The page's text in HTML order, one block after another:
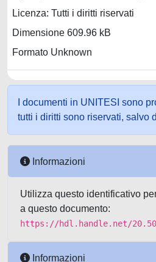
Licenza: Tutti i diritti riservati
Dimensione 609.96 kB
Formato Unknown
I documenti in UNITESI sono
tutti i diritti sono riservati, salvo
Informazioni
Utilizza questo identificativo
a questo documento:
https://hdl.handle.net/
Informazioni